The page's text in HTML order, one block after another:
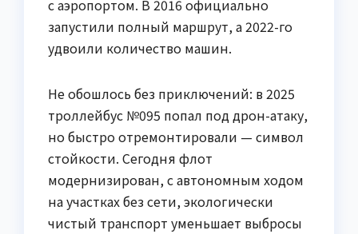
с аэропортом. В 2016 официально
запустили полный маршрут, а 2022-го
удвоили количество машин.
Не обошлось без приключений: в 2025
троллейбус №095 попал под дрон-атаку,
но быстро отремонтировали — символ
стойкости. Сегодня флот
модернизирован, с автономным ходом
на участках без сети, экологически
чистый транспорт уменьшает выбросы